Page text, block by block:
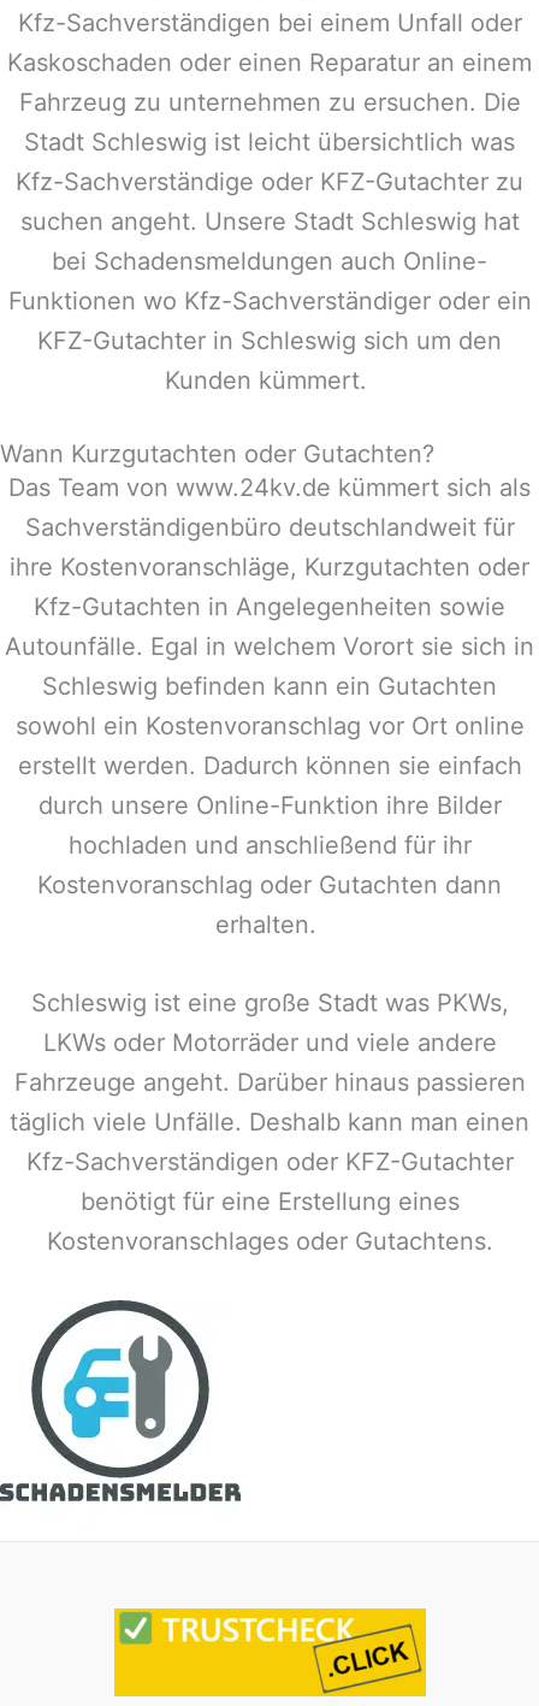
Kfz-Sachverständigen bei einem Unfall oder
Kaskoschaden oder einen Reparatur an einem
Fahrzeug zu unternehmen zu ersuchen. Die
Stadt Schleswig ist leicht übersichtlich was
Kfz-Sachverständige oder KFZ-Gutachter zu
suchen angeht. Unsere Stadt Schleswig hat
bei Schadensmeldungen auch Online-
Funktionen wo Kfz-Sachverständiger oder ein
KFZ-Gutachter in Schleswig sich um den
Kunden kümmert.
Wann Kurzgutachten oder Gutachten?
Das Team von www.24kv.de kümmert sich als
Sachverständigenbüro deutschlandweit für
ihre Kostenvoranschläge, Kurzgutachten oder
Kfz-Gutachten in Angelegenheiten sowie
Autounfälle. Egal in welchem Vorort sie sich in
Schleswig befinden kann ein Gutachten
sowohl ein Kostenvoranschlag vor Ort online
erstellt werden. Dadurch können sie einfach
durch unsere Online-Funktion ihre Bilder
hochladen und anschließend für ihr
Kostenvoranschlag oder Gutachten dann
erhalten.
Schleswig ist eine große Stadt was PKWs,
LKWs oder Motorräder und viele andere
Fahrzeuge angeht. Darüber hinaus passieren
täglich viele Unfälle. Deshalb kann man einen
Kfz-Sachverständigen oder KFZ-Gutachter
benötigt für eine Erstellung eines
Kostenvoranschlages oder Gutachtens.